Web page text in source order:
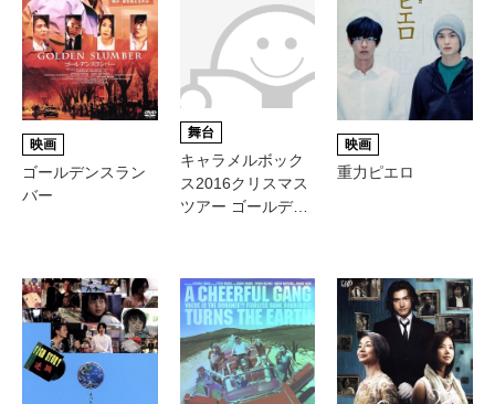
映画
ゴールデンスラン
バー
舞台
キャラメルボック
ス2016クリスマス
ツアー ゴールデン
映画
重力ピエロ